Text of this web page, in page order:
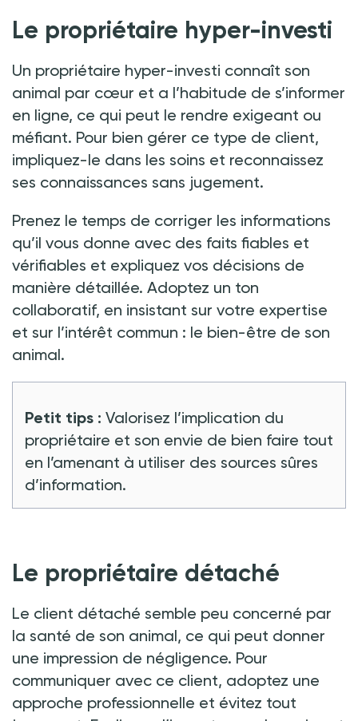
Le propriétaire hyper-investi
Un propriétaire hyper-investi connaît son
animal par cœur et a l’habitude de s’informer
en ligne, ce qui peut le rendre exigeant ou
méfiant. Pour bien gérer ce type de client,
impliquez-le dans les soins et reconnaissez
ses connaissances sans jugement.
Prenez le temps de corriger les informations
qu’il vous donne avec des faits fiables et
vérifiables et expliquez vos décisions de
manière détaillée. Adoptez un ton
collaboratif, en insistant sur votre expertise
et sur l’intérêt commun : le bien-être de son
animal.
Petit tips : Valorisez l’implication du
propriétaire et son envie de bien faire tout
en l’amenant à utiliser des sources sûres
d’information.
Le propriétaire détaché
Le client détaché semble peu concerné par
la santé de son animal, ce qui peut donner
une impression de négligence. Pour
communiquer avec ce client, adoptez une
approche professionnelle et évitez tout